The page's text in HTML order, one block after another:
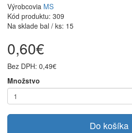
Výrobcovia MS
Kód produktu: 309
Na sklade bal / ks: 15
0,60€
Bez DPH: 0,49€
Množstvo
Do košíka